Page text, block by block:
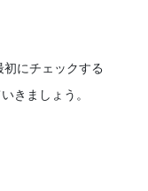
にチェックする
きましょう。